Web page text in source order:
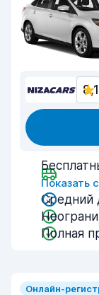
8,1
Показать
Средний
Полная
Онлайн-